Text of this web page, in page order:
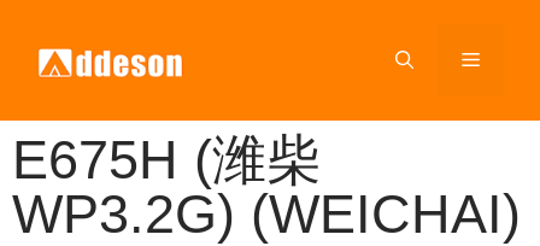
E675H (潍柴
WP3.2G) (WEICHAI)